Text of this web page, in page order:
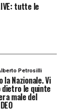
tutte le
Petrosilli
Nazionale. Vi
dietro le quinte
male del